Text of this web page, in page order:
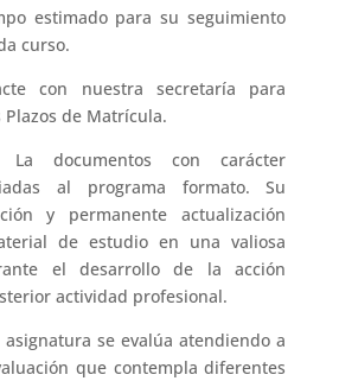
estimado para su seguimiento
curso.
con nuestra secretaría para
de Matrícula.
La documentos con carácter
al programa formato. Su
y permanente actualización
de estudio en una valiosa
el desarrollo de la acción
actividad profesional.
asignatura se evalúa atendiendo a
que contempla diferentes